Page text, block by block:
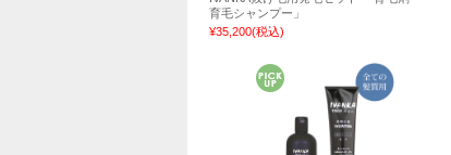
育毛シャンプー」
¥35,200(税込)